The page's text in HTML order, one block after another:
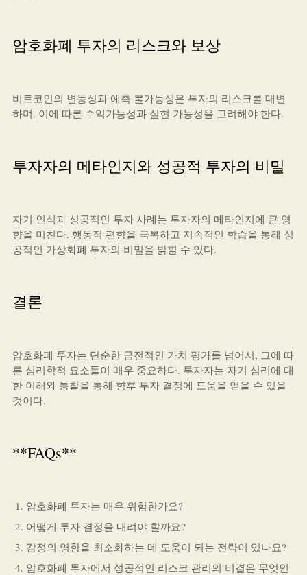
암호화폐 투자의 리스크와 보상
비트코인의 변동성과 예측 불가능성은 투자의 리스크를 대변
하며, 이에 따른 수익가능성과 실현 가능성을 고려해야 한다.
투자자의 메타인지와 성공적 투자의 비밀
자기 인식과 성공적인 투자 사례는 투자자의 메타인지에 큰 영
향을 미친다. 행동적 편향을 극복하고 지속적인 학습을 통해 성
공적인 가상화폐 투자의 비밀을 밝힐 수 있다.
결론
암호화폐 투자는 단순한 금전적인 가치 평가를 넘어서, 그에 따
른 심리학적 요소들이 매우 중요하다. 투자자는 자기 심리에 대
한 이해와 통찰을 통해 향후 투자 결정에 도움을 얻을 수 있을
것이다.
**FAQs**
암호화폐 투자는 매우 위험한가요?
어떻게 투자 결정을 내려야 할까요?
감정의 영향을 최소화하는 데 도움이 되는 전략이 있나요?
암호화폐 투자에서 성공적인 리스크 관리의 비결은 무엇인